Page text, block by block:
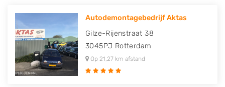
Autodemontagebedrijf Aktas
Gilze-Rijenstraat 38
3045PJ Rotterdam
Op 21,27 km afstand